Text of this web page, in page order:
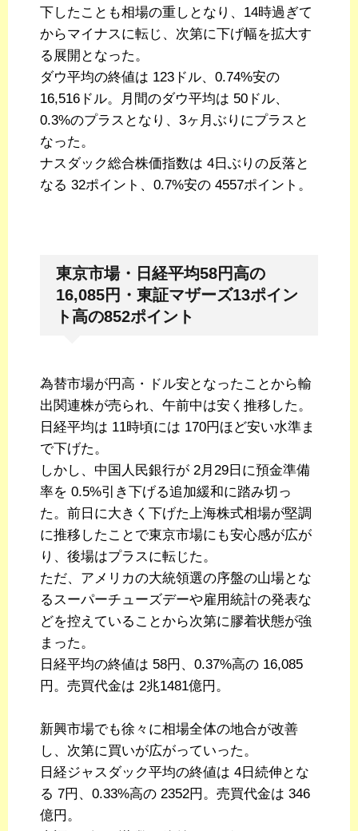
下したことも相場の重しとなり、14時過ぎて
からマイナスに転じ、次第に下げ幅を拡大す
る展開となった。
ダウ平均の終値は 123ドル、0.74%安の
16,516ドル。月間のダウ平均は 50ドル、
0.3%のプラスとなり、3ヶ月ぶりにプラスと
なった。
ナスダック総合株価指数は 4日ぶりの反落と
なる 32ポイント、0.7%安の 4557ポイント。
東京市場・日経平均58円高の
16,085円・東証マザーズ13ポイン
ト高の852ポイント
為替市場が円高・ドル安となったことから輸
出関連株が売られ、午前中は安く推移した。
日経平均は 11時頃には 170円ほど安い水準ま
で下げた。
しかし、中国人民銀行が 2月29日に預金準備
率を 0.5%引き下げる追加緩和に踏み切っ
た。前日に大きく下げた上海株式相場が堅調
に推移したことで東京市場にも安心感が広が
り、後場はプラスに転じた。
ただ、アメリカの大統領選の序盤の山場とな
るスーパーチューズデーや雇用統計の発表な
どを控えていることから次第に膠着状態が強
まった。
日経平均の終値は 58円、0.37%高の 16,085
円。売買代金は 2兆1481億円。
新興市場でも徐々に相場全体の地合が改善
し、次第に買いが広がっていった。
日経ジャスダック平均の終値は 4日続伸とな
る 7円、0.33%高の 2352円。売買代金は 346
億円。